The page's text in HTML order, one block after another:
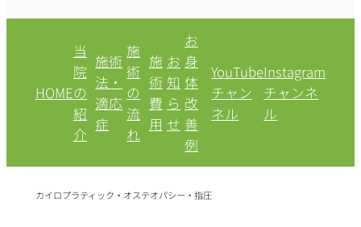
HOME
当
院
の
紹
介
施術
法・
適応
症
施
術
の
流
れ
施
術
費
用
お
知
ら
せ
お
身
体
改
善
例
YouTube
チャン
ネル
Instagram
チャンネ
ル
カイロプラティック・オステオパシー・指圧